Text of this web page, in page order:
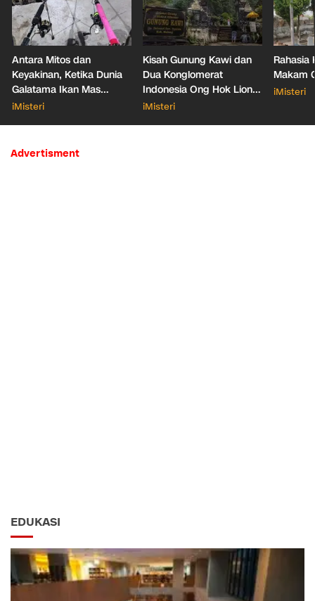
Antara Mitos dan
Keyakinan, Ketika Dunia
Galatama Ikan Mas
Bersentuhan dengan Hal
iMisteri
Kisah Gunung Kawi dan
Dua Konglomerat
Indonesia Ong Hok Liong
hingga Liem Sioe Liong
iMisteri
Rahasia
Makam
iMisteri
Advertisment
EDUKASI